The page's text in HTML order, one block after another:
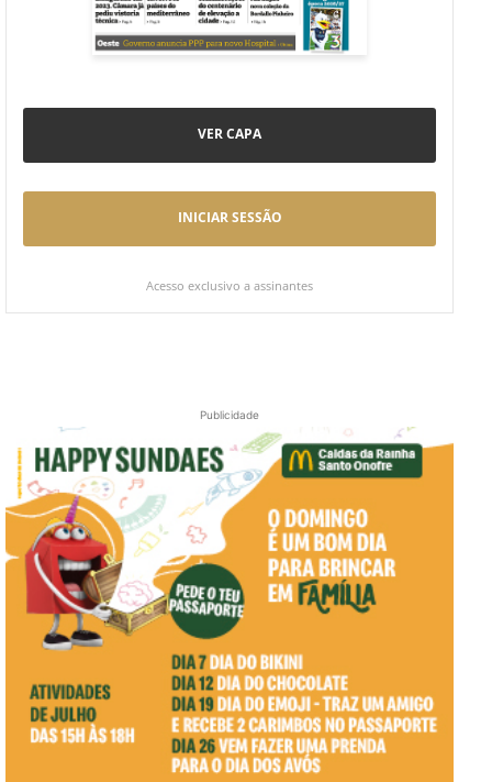
VER CAPA
INICIAR SESSÃO
Acesso exclusivo a assinantes
Publicidade